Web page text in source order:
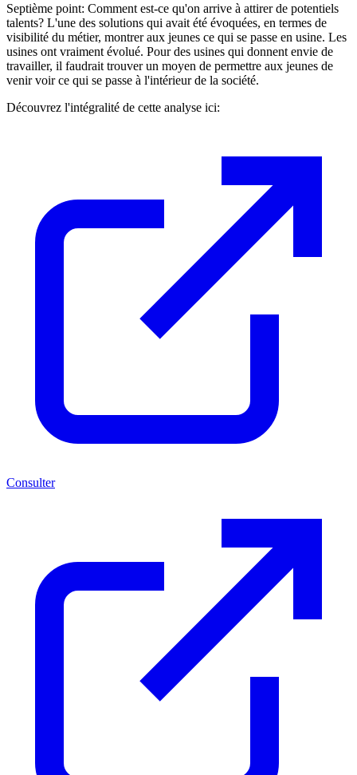
Septième point: Comment est-ce qu'on arrive à attirer de potentiels
talents? L'une des solutions qui avait été évoquées, en termes de
visibilité du métier, montrer aux jeunes ce qui se passe en usine. Les
usines ont vraiment évolué. Pour des usines qui donnent envie de
travailler, il faudrait trouver un moyen de permettre aux jeunes de
venir voir ce qui se passe à l'intérieur de la société.
Découvrez l'intégralité de cette analyse ici:
Consulter